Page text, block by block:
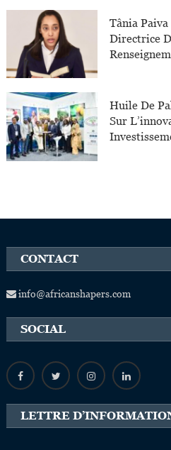
Tânia
Directrice
Huile De
Sur
CONTACT
info@africanshapers.com
SOCIAL
LETTRE